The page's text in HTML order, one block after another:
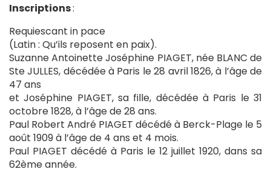
Inscriptions:
Requiescant in pace
(Latin : Qu’ils reposent en paix).
Suzanne Antoinette Joséphine PIAGET, née BLANC de
Ste JULLES, décédée à Paris le 28 avril 1826, à l’âge de
47 ans
et Joséphine PIAGET, sa fille, décédée à Paris le 31
octobre 1828, à l’âge de 28 ans.
Paul Robert André PIAGET décédé à Berck-Plage le 5
août 1909 à l’âge de 4 ans et 4 mois.
Paul PIAGET décédé à Paris le 12 juillet 1920, dans sa
62ème année.